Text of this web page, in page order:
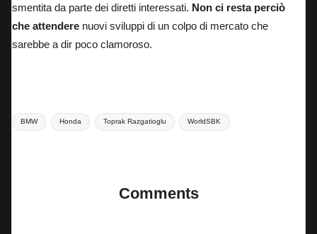
smentita da parte dei diretti interessati. Non ci resta perciò
che attendere nuovi sviluppi di un colpo di mercato che
sarebbe a dir poco clamoroso.
Tags:
BMW Honda Toprak Razgatioglu WorldSBK
Comments